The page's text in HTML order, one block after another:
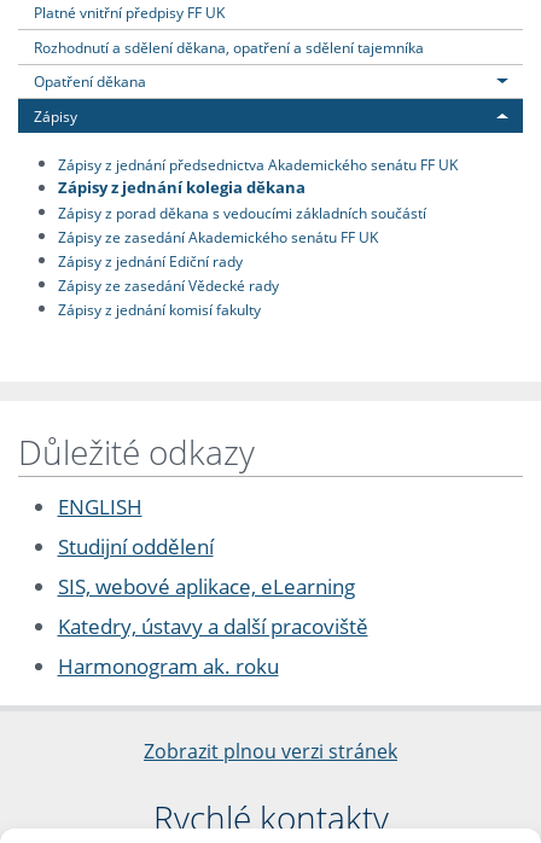
Platné vnitřní předpisy FF UK
Rozhodnutí a sdělení děkana, opatření a sdělení tajemníka
Opatření děkana
Zápisy
Zápisy z jednání předsednictva Akademického senátu FF UK
Zápisy z jednání kolegia děkana
Zápisy z porad děkana s vedoucími základních součástí
Zápisy ze zasedání Akademického senátu FF UK
Zápisy z jednání Ediční rady
Zápisy ze zasedání Vědecké rady
Zápisy z jednání komisí fakulty
Důležité odkazy
ENGLISH
Studijní oddělení
SIS, webové aplikace, eLearning
Katedry, ústavy a další pracoviště
Harmonogram ak. roku
Zobrazit plnou verzi stránek
Rychlé kontakty